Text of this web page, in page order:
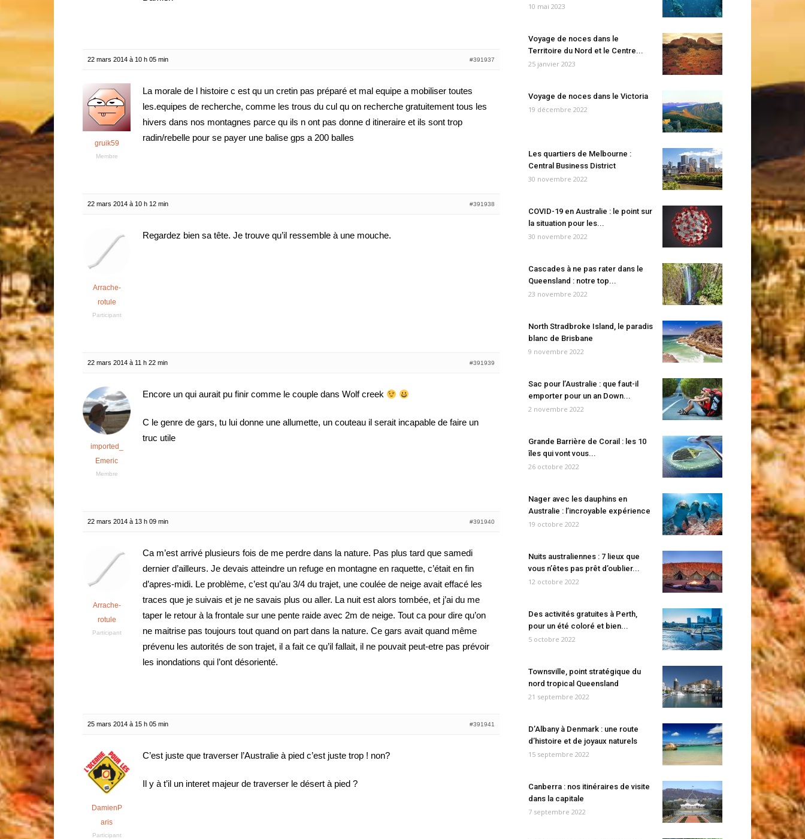
22 mars 2014 à 10 h 05 min #391937
gruik59
Membre
La morale de l histoire c est qu un cretin pas préparé et mal equipe a mobiliser toutes
les.equipes de recherche, comme les trous du cul qu on recherche gratuitement tous les
hivers dans nos montagnes parce qu ils n ont pas donne d itineraire et ils sont trop
radin/rebelle pour se payer une balise gps a 200 balles
22 mars 2014 à 10 h 12 min #391938
Arrache-
rotule
Participant
Regardez bien sa tête. Je trouve qu’il ressemble à une mouche.
22 mars 2014 à 11 h 22 min #391939
imported_
Emeric
Membre
Encore un qui aurait pu finir comme le couple dans Wolf creek
C le genre de gars, tu lui donne une allumette, un couteau il serait incapable de faire un
truc utile
22 mars 2014 à 13 h 09 min #391940
Arrache-
rotule
Participant
Ca m’est arrivé plusieurs fois de me perdre dans la nature. Pas plus tard que samedi
dernier d’ailleurs. Je devais atteindre un refuge en montagne en raquette, c’était en fin
d’apres-midi. Le problème, c’est qu’au 3/4 du trajet, une coulée de neige avait effacé les
traces que je suivais et je ne savais plus ou aller. La nuit est alors tombée, et j’ai du me
taper le retour à la frontale sur une pente raide avec 2m de neige. Tout ca pour dire qu’on
ne maitrise pas toujours tout quand on part dans la nature. Ce gars avait quand même
prévenu les autorités de son trajet, il a fait ce qu’il fallait, il ne pouvait peut-etre pas prévoir
les inondations qui l’ont désorienté.
25 mars 2014 à 15 h 05 min #391941
DamienP
aris
Participant
C’est juste que traverser l’Australie à pied c’est juste trop ! non?
Il y à t’il un interet majeur de traverser le désert à pied ?
10 mai 2023
Voyage de noces dans le
Territoire du Nord et le Centre...
25 janvier 2023
Voyage de noces dans le Victoria
19 décembre 2022
Les quartiers de Melbourne :
Central Business District
30 novembre 2022
COVID-19 en Australie : le point sur
la situation pour les...
30 novembre 2022
Cascades à ne pas rater dans le
Queensland : notre top...
23 novembre 2022
North Stradbroke Island, le paradis
blanc de Brisbane
9 novembre 2022
Sac pour l’Australie : que faut-il
emporter pour un an Down...
2 novembre 2022
Grande Barrière de Corail : les 10
îles qui vont vous...
26 octobre 2022
Nager avec les dauphins en
Australie : l’incroyable expérience
19 octobre 2022
Nuits australiennes : 7 lieux que
vous n’êtes pas prêt d’oublier...
12 octobre 2022
Des activités gratuites à Perth,
pour un été coloré et bien...
5 octobre 2022
Townsville, point stratégique du
nord tropical Queensland
21 septembre 2022
D’Albany à Denmark : une route
d’histoire et de joyaux naturels
15 septembre 2022
Canberra : nos itinéraires de visite
dans la capitale
7 septembre 2022